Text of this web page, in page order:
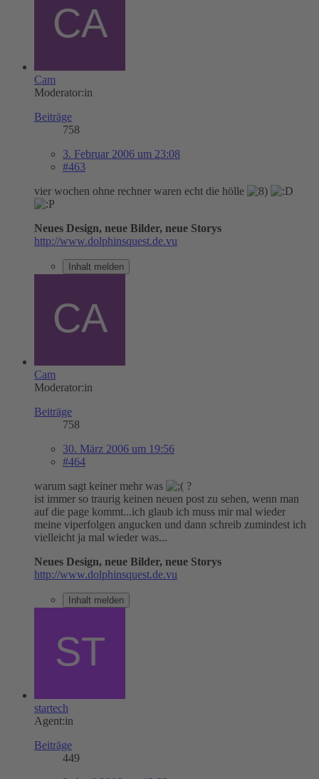
Cam
Moderator:in
Beiträge
758
3. Februar 2006 um 23:08
#463
vier wochen ohne rechner waren echt die hölle
Neues Design, neue Bilder, neue Storys
http://www.dolphinsquest.de.vu
Inhalt melden
Cam
Moderator:in
Beiträge
758
30. März 2006 um 19:56
#464
warum sagt keiner mehr was
?
ist immer so traurig keinen neuen post zu sehen, wenn man
auf die page kommt...ich glaub ich muss mir mal wieder
meine viperfolgen angucken und dann schreib zumindest ich
vielleicht ja mal wieder was...
Neues Design, neue Bilder, neue Storys
http://www.dolphinsquest.de.vu
Inhalt melden
startech
Agent:in
Beiträge
449